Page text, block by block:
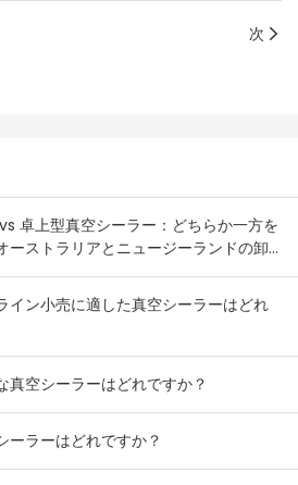
次
卓上型真空シーラー：どちらか一方を
ーストラリアとニュージーランドの卸
プラン
イン小売に適した真空シーラーはどれ
真空シーラーはどれですか？
ーラーはどれですか？